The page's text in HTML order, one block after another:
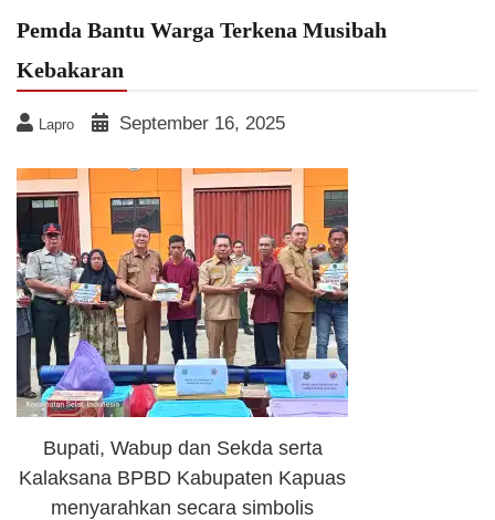
Pemda Bantu Warga Terkena Musibah
Kebakaran
Lapro September 16, 2025
Bupati, Wabup dan Sekda serta
Kalaksana BPBD Kabupaten Kapuas
menyarahkan secara simbolis